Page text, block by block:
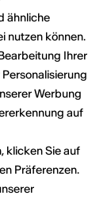
ähnliche
nutzen können.
Ihrer
Werbung
auf
klicken Sie auf
Präferenzen.